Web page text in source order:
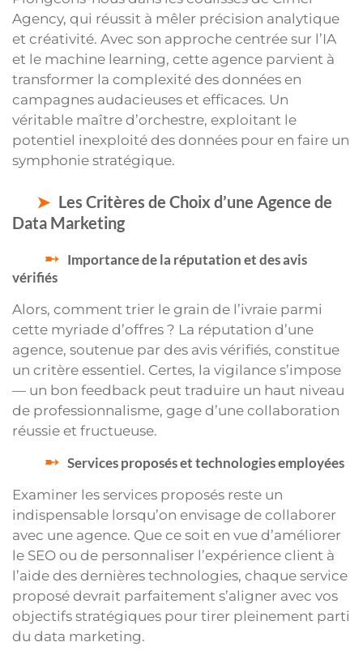
Agency, qui réussit à mêler précision analytique
et créativité. Avec son approche centrée sur l’IA
et le machine learning, cette agence parvient à
transformer la complexité des données en
campagnes audacieuses et efficaces. Un
véritable maître d’orchestre, exploitant le
potentiel inexploité des données pour en faire un
symphonie stratégique.
Les Critères de Choix d’une Agence de
Data Marketing
Importance de la réputation et des avis
vérifiés
Alors, comment trier le grain de l’ivraie parmi
cette myriade d’offres ? La réputation d’une
agence, soutenue par des avis vérifiés, constitue
un critère essentiel. Certes, la vigilance s’impose
— un bon feedback peut traduire un haut niveau
de professionnalisme, gage d’une collaboration
réussie et fructueuse.
Services proposés et technologies employées
Examiner les services proposés reste un
indispensable lorsqu’on envisage de collaborer
avec une agence. Que ce soit en vue d’améliorer
le SEO ou de personnaliser l’expérience client à
l’aide des dernières technologies, chaque service
proposé devrait parfaitement s’aligner avec vos
objectifs stratégiques pour tirer pleinement parti
du data marketing.